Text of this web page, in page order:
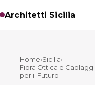
Architetti Sicilia
Home›Sicilia›
Fibra Ottica e
per il Futuro